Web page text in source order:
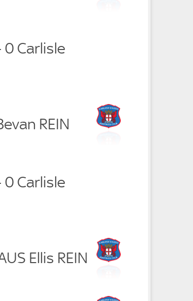
Carlisle
REIN
Carlisle
Ellis REIN